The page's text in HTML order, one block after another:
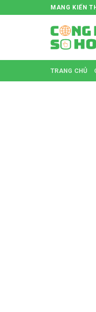
to
MANG KIẾN
TRANG CHỦ